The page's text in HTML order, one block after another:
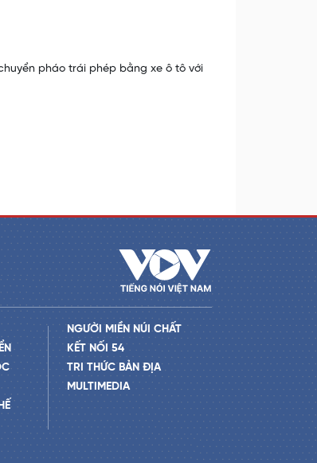
pháo trái phép bằng xe ô tô với
NGƯỜI MIỀN NÚI CHẤT
KẾT NỐI 54
TRI THỨC BẢN ĐỊA
MULTIMEDIA